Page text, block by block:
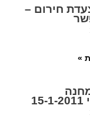
התקרב
חירום –
»